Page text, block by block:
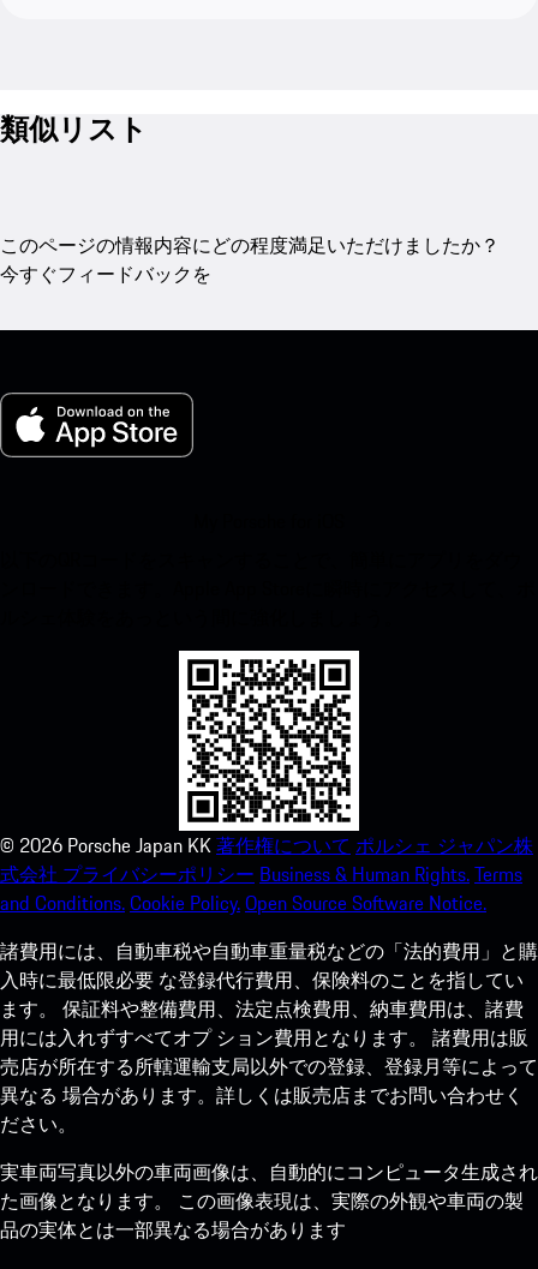
類似リスト
このページの情報内容にどの程度満足いただけましたか？
今すぐフィードバックを
© 2026 Porsche Japan KK著作権について ポルシェ ジャパン株
式会社 プライバシーポリシー Business & Human Rights.Terms
and Conditions.Cookie Policy.Open Source Software Notice.
諸費用には、自動車税や自動車重量税などの「法的費用」と購
入時に最低限必要 な登録代行費用、保険料のことを指してい
ます。 保証料や整備費用、法定点検費用、納車費用は、諸費
用には入れずすべてオプ ション費用となります。 諸費用は販
売店が所在する所轄運輸支局以外での登録、登録月等によって
異なる 場合があります。詳しくは販売店までお問い合わせく
ださい。
実車両写真以外の車両画像は、自動的にコンピュータ生成され
た画像となります。 この画像表現は、実際の外観や車両の製
品の実体とは一部異なる場合があります